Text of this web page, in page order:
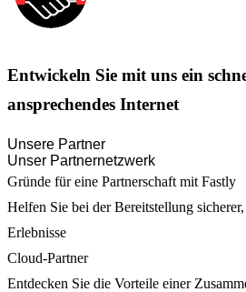
Entwickeln Sie mit uns ein
ansprechendes Internet
Unsere Partner
Unser Partnernetzwerk
Gründe für eine Partnerschaft mit Fastly
Helfen Sie bei der Bereitstellung
Erlebnisse
Cloud-Partner
Entdecken Sie die Vorteile einer